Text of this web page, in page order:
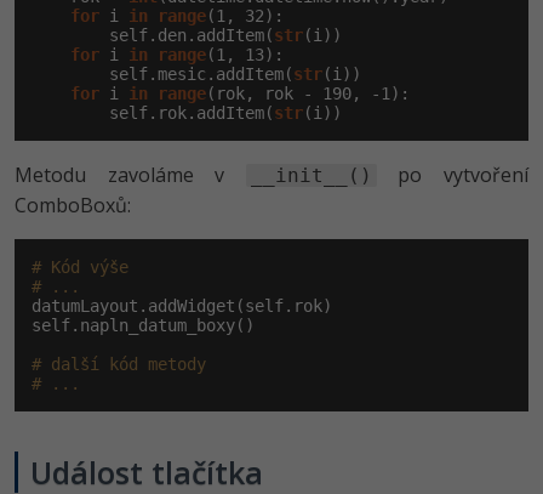
for i in range(1 , 32):
        self.den.addItem(
str(i))
for i in range(1 , 13):
        self.mesic.addItem(
str(i))
for i in range(rok, rok - 190, -1 ):
        self.rok.addItem(
str(i))
Metodu zavoláme v __init__()
po vytvoření
ComboBoxů:
# Kód výše
# ...
datumLayout.addWidget(self.rok)
self.napln_datum_boxy()
# další kód metody
# ...
Událost tlačítka